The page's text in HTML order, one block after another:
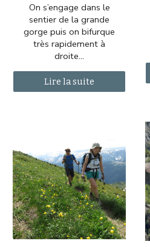
On s’engage dans le
sentier de la grande
gorge puis on bifurque
très rapidement à
droite...
Lire la suite